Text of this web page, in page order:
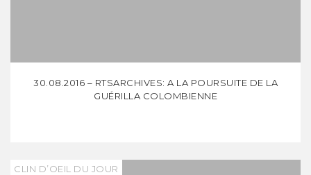
30.08.2016 – RTSARCHIVES: A LA POURSUITE DE LA
GUÉRILLA COLOMBIENNE
CLIN D’OEIL DU JOUR